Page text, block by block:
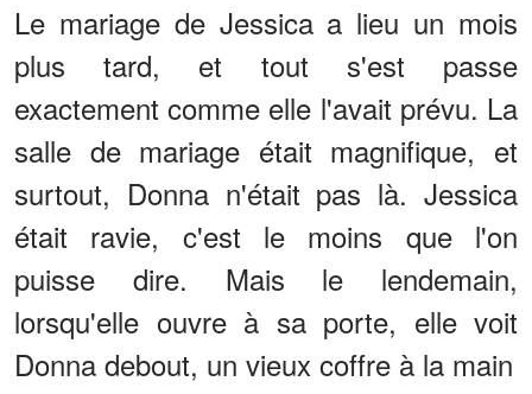
Le mariage de Jessica a lieu un mois
plus tard, et tout s'est passe
exactement comme elle l'avait prévu. La
salle de mariage était magnifique, et
surtout, Donna n'était pas là. Jessica
était ravie, c'est le moins que l'on
puisse dire. Mais le lendemain,
lorsqu'elle ouvre à sa porte, elle voit
Donna debout, un vieux coffre à la main